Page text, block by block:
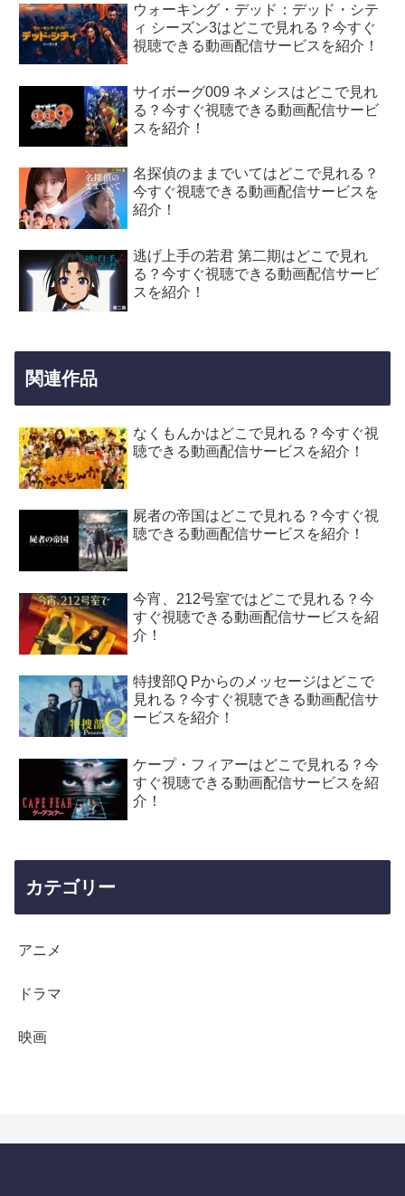
ウォーキング・デッド：デッド・シテ
ィ シーズン3はどこで見れる？今すぐ
視聴できる動画配信サービスを紹介！
サイボーグ009 ネメシスはどこで見れ
る？今すぐ視聴できる動画配信サービ
スを紹介！
名探偵のままでいてはどこで見れる？
今すぐ視聴できる動画配信サービスを
紹介！
逃げ上手の若君 第二期はどこで見れ
る？今すぐ視聴できる動画配信サービ
スを紹介！
関連作品
なくもんかはどこで見れる？今すぐ視
聴できる動画配信サービスを紹介！
屍者の帝国はどこで見れる？今すぐ視
聴できる動画配信サービスを紹介！
今宵、212号室ではどこで見れる？今
すぐ視聴できる動画配信サービスを紹
介！
特捜部Q Pからのメッセージはどこで
見れる？今すぐ視聴できる動画配信サ
ービスを紹介！
ケープ・フィアーはどこで見れる？今
すぐ視聴できる動画配信サービスを紹
介！
カテゴリー
アニメ
ドラマ
映画